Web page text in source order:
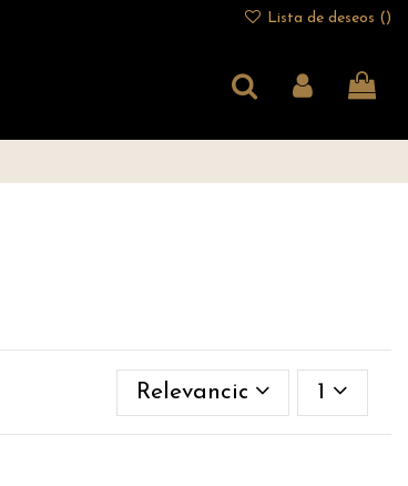
Lista de deseos ()
Relevancia 1